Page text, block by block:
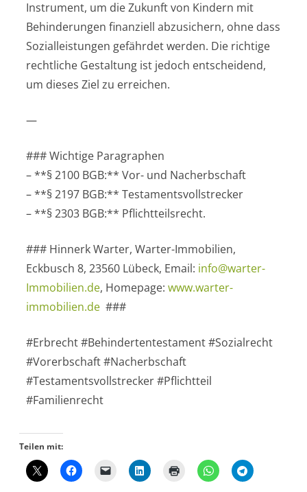
Instrument, um die Zukunft von Kindern mit
Behinderungen finanziell abzusichern, ohne dass
Sozialleistungen gefährdet werden. Die richtige
rechtliche Gestaltung ist jedoch entscheidend,
um dieses Ziel zu erreichen.
—
### Wichtige Paragraphen
– **§ 2100 BGB:** Vor- und Nacherbschaft
– **§ 2197 BGB:** Testamentsvollstrecker
– **§ 2303 BGB:** Pflichtteilsrecht.
### Hinnerk Warter, Warter-Immobilien,
Eckbusch 8, 23560 Lübeck, Email: info@warter-
Immobilien.de, Homepage: www.warter-
immobilien.de ###
#Erbrecht #Behindertentestament #Sozialrecht
#Vorerbschaft #Nacherbschaft
#Testamentsvollstrecker #Pflichtteil
#Familienrecht
Teilen mit: